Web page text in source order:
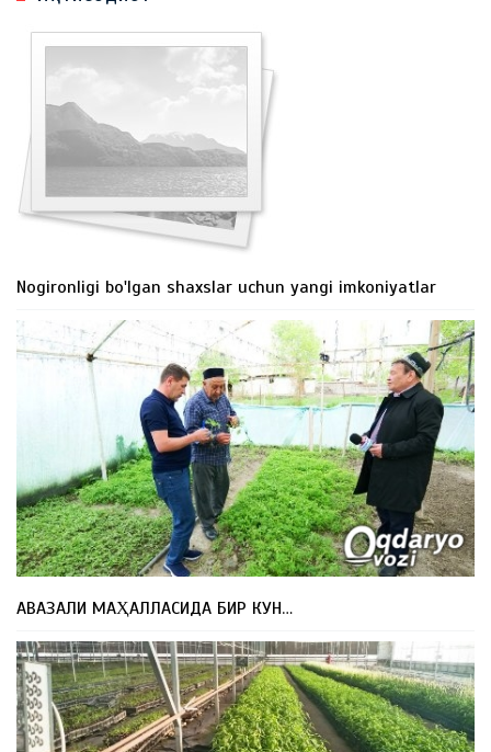
Nogironligi bo'lgan shaxslar uchun yangi imkoniyatlar
АВАЗАЛИ МАҲАЛЛАСИДА БИР КУН…